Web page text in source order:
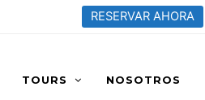
RESERVAR AHORA
TOURS NOSOTROS